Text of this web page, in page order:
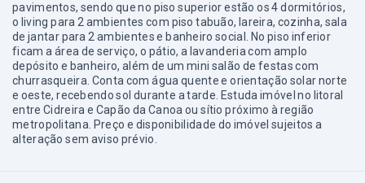
pavimentos, sendo que no piso superior estão os 4 dormitórios,
o living para 2 ambientes com piso tabuão, lareira, cozinha, sala
de jantar para 2 ambientes e banheiro social. No piso inferior
ficam a área de serviço, o pátio, a lavanderia com amplo
depósito e banheiro, além de um mini salão de festas com
churrasqueira. Conta com água quente e orientação solar norte
e oeste, recebendo sol durante a tarde. Estuda imóvel no litoral
entre Cidreira e Capão da Canoa ou sítio próximo à região
metropolitana. Preço e disponibilidade do imóvel sujeitos a
alteração sem aviso prévio.